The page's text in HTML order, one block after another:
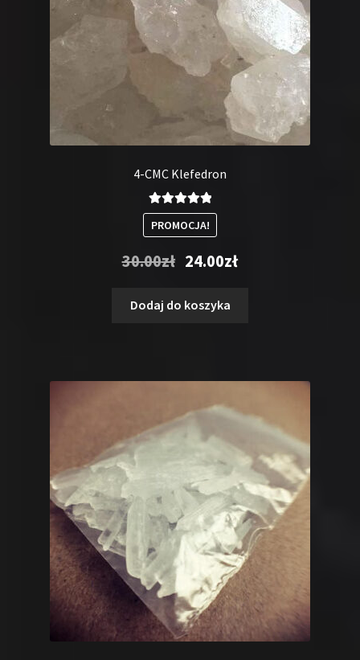
4-CMC Klefedron
Oceniono
5.00na 5
PROMOCJA!
30.00zł Pierwotna
wynosiła:
30.00zł.
24.00złAktualna
Dodaj do koszyka